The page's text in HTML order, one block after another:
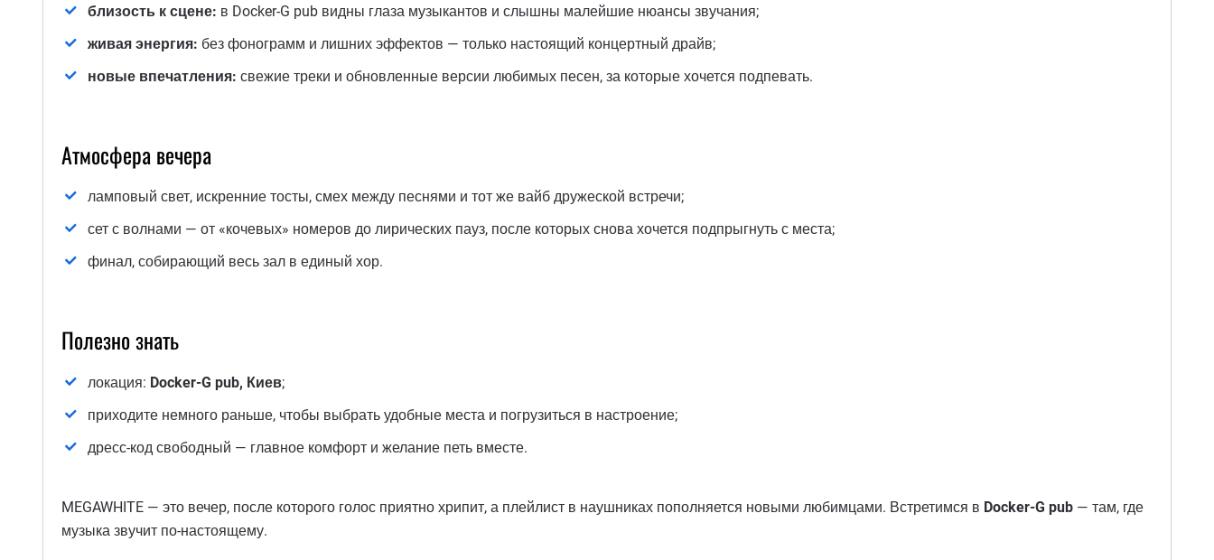
близость к сцене: в Docker-G pub ​​видны глаза музыкантов и слышны малейшие нюансы звучания;
живая энергия: без фонограмм и лишних эффектов — только настоящий концертный драйв;
новые впечатления: свежие треки и обновленные версии любимых песен, за которые хочется подпевать.
Атмосфера вечера
ламповый свет, искренние тосты, смех между песнями и тот же вайб дружеской встречи;
сет с волнами — от «кочевых» номеров до лирических пауз, после которых снова хочется подпрыгнуть с места;
финал, собирающий весь зал в единый хор.
Полезно знать
локация: Docker-G pub, Киев;
приходите немного раньше, чтобы выбрать удобные места и погрузиться в настроение;
дресс-код свободный — главное комфорт и желание петь вместе.
MEGAWHITE — это вечер, после которого голос приятно хрипит, а плейлист в наушниках пополняется новыми любимцами. Встретимся в Docker-G pub — там, где
музыка звучит по-настоящему.